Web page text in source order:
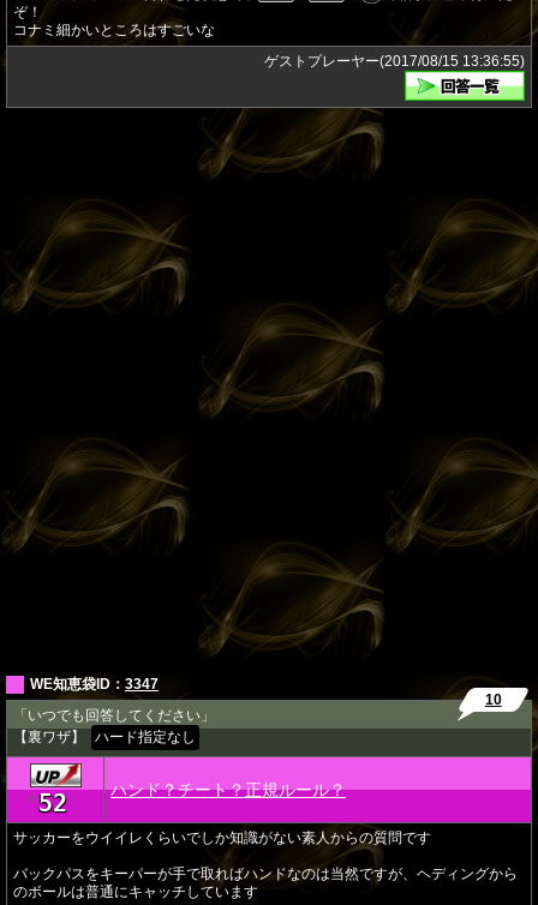
ぞ！
コナミ細かいところはすごいな
ゲストプレーヤー(2017/08/15 13:36:55)
WE知恵袋ID：3347
「いつでも回答してください」
【裏ワザ】
ハード指定なし
10
★52 ハンド？チート？正規ルール？
サッカーをウイイレくらいでしか知識がない素人からの質問です
バックパスをキーパーが手で取ればハンドなのは当然ですが、ヘディングから
のボールは普通にキャッチしています